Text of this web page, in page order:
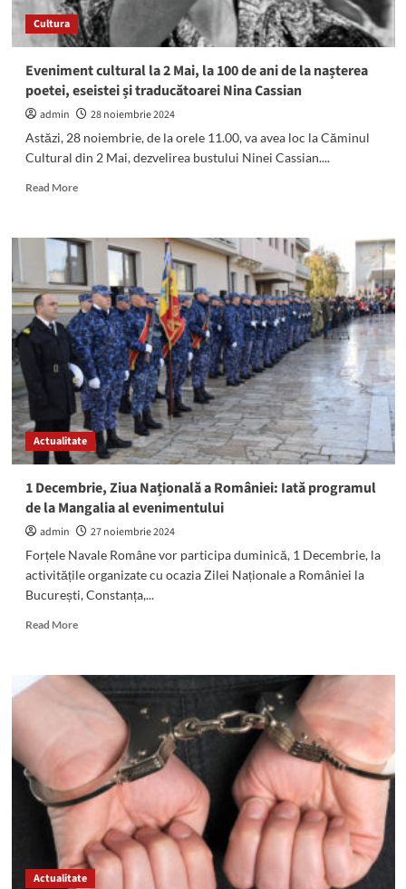
Cultura
Eveniment cultural la 2 Mai, la 100 de ani de la nașterea
poetei, eseistei și traducătoarei Nina Cassian
admin
28 noiembrie 2024
Astăzi, 28 noiembrie, de la orele 11.00, va avea loc la Căminul
Cultural din 2 Mai, dezvelirea bustului Ninei Cassian....
Read MoreRead
Eveniment
cultural
2
Mai,
la
100
de
ani
de
la
nașterea
poetei,
eseistei
traducătoarei
Nina
Cassian
Actualitate
1 Decembrie, Ziua Națională a României: Iată programul
de la Mangalia al evenimentului
admin
27 noiembrie 2024
Forțele Navale Române vor participa duminică, 1 Decembrie, la
activitățile organizate cu ocazia Zilei Naționale a României la
București, Constanța,...
Read MoreRead
1
Decembrie,
Națională
României:
Iată
programul
de
Mangalia
al
evenimentului
Actualitate